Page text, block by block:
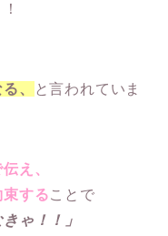
、
と言われていま
え、
することで
ゃ！！」